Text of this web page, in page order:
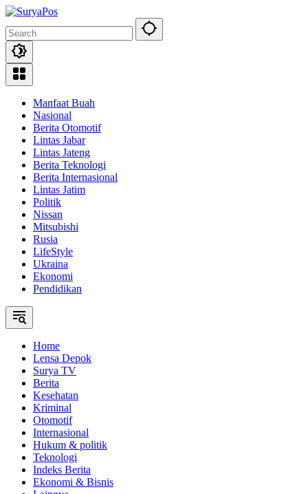
Skip
content
Manfaat Buah
Nasional
Berita Otomotif
Lintas Jabar
Lintas Jateng
Berita Teknologi
Berita Internasional
Lintas Jatim
Politik
Nissan
Mitsubishi
Rusia
LifeStyle
Ukraina
Ekonomi
Pendidikan
Home
Lensa Depok
Surya TV
Berita
Kesehatan
Kriminal
Otomotif
Internasional
Hukum & politik
Teknologi
Indeks Berita
Ekonomi & Bisnis